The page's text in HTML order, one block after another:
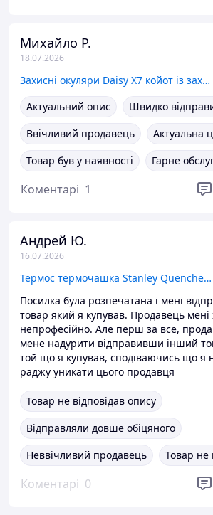
Михайло Р.
18.07.2026
Захисні окуляри Daisy X7 койот із захисними полікарбонатними лінзами
Актуальний опис
Швидко
Ввічливий продавець
Актуальна
Товар був у наявності
Гарне
Коментарі 1
Андрей Ю.
16.07.2026
Термос термочашка Stanley Quencher H2.0 Tumbler з нержавіючої сталі 1,18 л KT6007826 Black Chrome Collection
Посилка була розпечатана і мені
товар який я купував. Продавець мені
непрофесійно. Але перш за все,
мене надурити відправивши інший
той що я купував, сподіваючись що я
раджу уникати цього продавця
Товар не відповідав опису
Відправляли довше обіцяного
Неввічливий продавець
Товар не
Коментарі 0